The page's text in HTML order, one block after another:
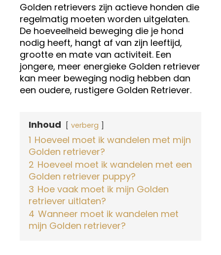
Golden retrievers zijn actieve honden die
regelmatig moeten worden uitgelaten.
De hoeveelheid beweging die je hond
nodig heeft, hangt af van zijn leeftijd,
grootte en mate van activiteit. Een
jongere, meer energieke Golden retriever
kan meer beweging nodig hebben dan
een oudere, rustigere Golden Retriever.
Inhoud verberg
1 Hoeveel moet ik wandelen met mijn
Golden retriever?
2 Hoeveel moet ik wandelen met een
Golden retriever puppy?
3 Hoe vaak moet ik mijn Golden
retriever uitlaten?
4 Wanneer moet ik wandelen met
mijn Golden retriever?